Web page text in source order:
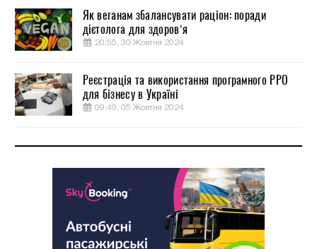
Як веганам збалансувати раціон: поради
дієтолога для здоров’я
20:55, 30 Жовтня 2024
Реєстрація та використання програмного РРО
для бізнесу в Україні
09:49, 05 Жовтня 2024